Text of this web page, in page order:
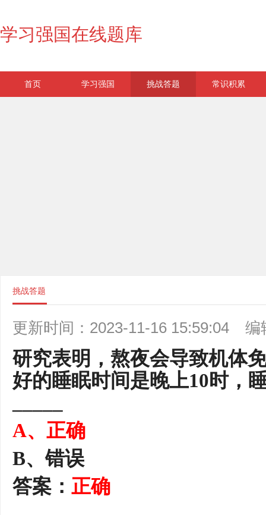
学习强国在线题库
首页 学习强国 挑战答题 常识积累
挑战答题
更新时间：2023-11-16 15:59:04 编
研究表明，熬夜会导致机体
好的睡眠时间是晚上10时，
A、正确
B、错误
答案： 正确